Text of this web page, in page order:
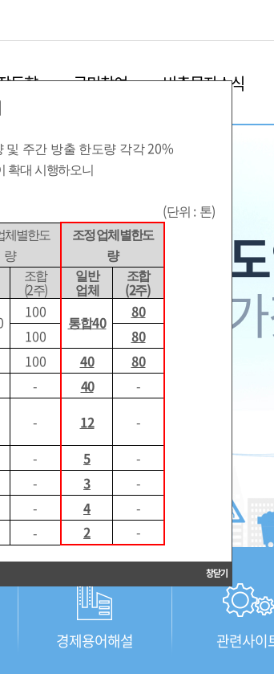
동향 국민참여 비축물자소식
과 경제 재
자가함께
경제용어해설 관련사이
및 주간 방출 한도량 각각20%
확대 시행하오니
단위 : 톤)
체별한도
량
조정 업체별한도
량
조합
(2주)
일반
업체
조합
(2주)
100
통합40
80
100 80
100 40 80
- 40 -
- 12 -
- 5 -
- 3 -
- 4 -
- 2 -
창닫기